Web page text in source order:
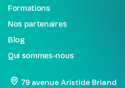
Formations
Nos partenaires
Blog
Qui sommes-nous
79 avenue Aristide Briand